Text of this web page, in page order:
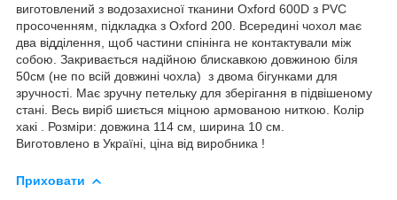
виготовлений з водозахисної тканини Oxford 600D з PVC
просоченням, підкладка з Oxford 200. Всередині чохол має
два відділення, щоб частини спінінга не контактували між
собою. Закривається надійною блискавкою довжиною біля
50см (не по всій довжині чохла) з двома бігунками для
зручності. Має зручну петельку для зберігання в підвішеному
стані. Весь виріб шиється міцною армованою ниткою. Колір
хакі . Розміри: довжина 114 см, ширина 10 см.
Виготовлено в Україні, ціна від виробника !
Приховати